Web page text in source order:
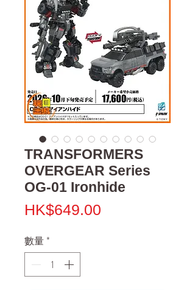
TRANSFORMERS
OVERGEAR Series
OG-01 Ironhide
HK$649.00
數量 *